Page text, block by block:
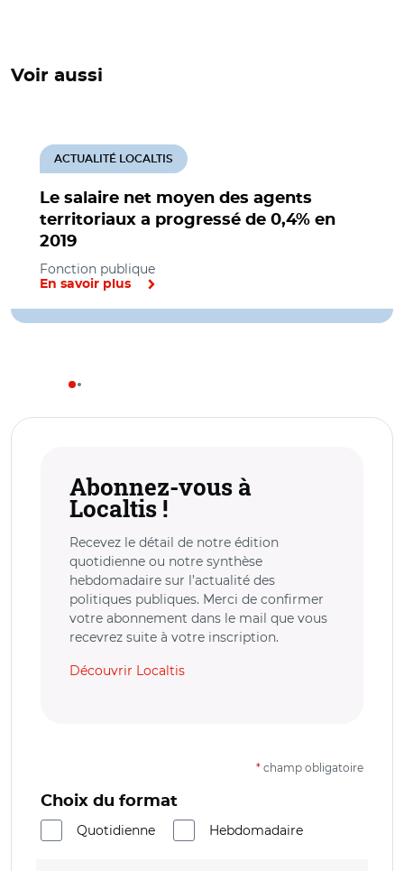
Voir aussi
Le salaire net moyen des agents
territoriaux a progressé de 0,4% en
2019
ACTUALITÉ LOCALTIS
Fonction publique
En savoir plus
Abonnez-vous à
Localtis !
Recevez le détail de notre édition
quotidienne ou notre synthèse
hebdomadaire sur l’actualité des
politiques publiques. Merci de confirmer
votre abonnement dans le mail que vous
recevrez suite à votre inscription.
Découvrir Localtis
* champ obligatoire
Choix du format
Quotidienne
Hebdomadaire